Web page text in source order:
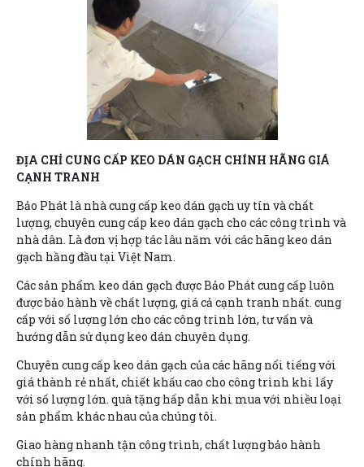
ĐỊA CHỈ CUNG CẤP KEO DÁN GẠCH CHÍNH HÃNG GIÁ
CẠNH TRANH
Bảo Phát là nhà cung cấp keo dán gạch uy tín và chất
lượng, chuyên cung cấp keo dán gạch cho các công trình và
nhà dân. Là đơn vị hợp tác lâu năm với các hãng keo dán
gạch hầng đầu tại Việt Nam.
Các sản phẩm keo dán gạch được Bảo Phát cung cấp luôn
được bảo hành về chất lượng, giá cả cạnh tranh nhất. cung
cấp với số lượng lớn cho các công trình lớn, tư vấn và
hướng dẫn sử dụng keo dán chuyên dụng.
Chuyên cung cấp keo dán gạch của các hãng nổi tiếng với
giá thành rẻ nhất, chiết khấu cao cho công trình khi lấy
với số lượng lớn. quà tặng hấp dẫn khi mua với nhiều loại
sản phẩm khác nhau của chúng tôi.
Giao hàng nhanh tận công trình, chất lượng bảo hành
chính hãng.